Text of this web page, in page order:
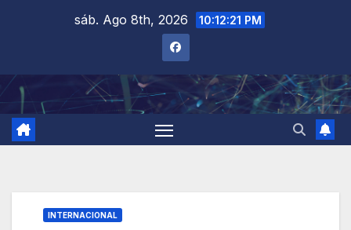
sáb. Ago 8th, 2026 10:12:22 PM
INTERNACIONAL